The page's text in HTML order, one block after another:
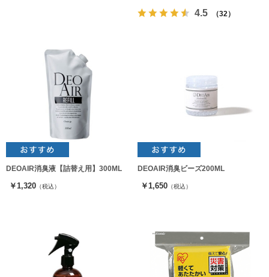
4.5 （32）
DEOAIR消臭液【詰替え用】300ML
￥1,320 （税込）
DEOAIR消臭ビーズ200ML
￥1,650 （税込）